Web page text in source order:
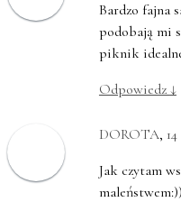
Bardzo fajna
podobają mi
piknik
Odpowiedz ↓
DOROTA,
Jak czytam